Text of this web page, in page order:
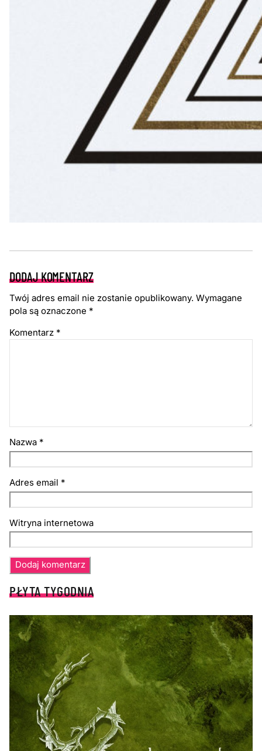
DODAJ KOMENTARZ
Twój adres email nie zostanie opublikowany. Wymagane
pola są oznaczone *
Komentarz *
Nazwa *
Adres email *
Witryna internetowa
PŁYTA TYGODNIA